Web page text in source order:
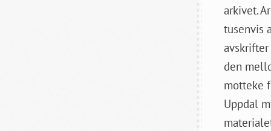
arkivet.
tusenvis
avskrifter
den
motteke
Uppdal